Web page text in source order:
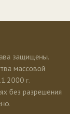
защищены.
массовой
г.
без разрешения